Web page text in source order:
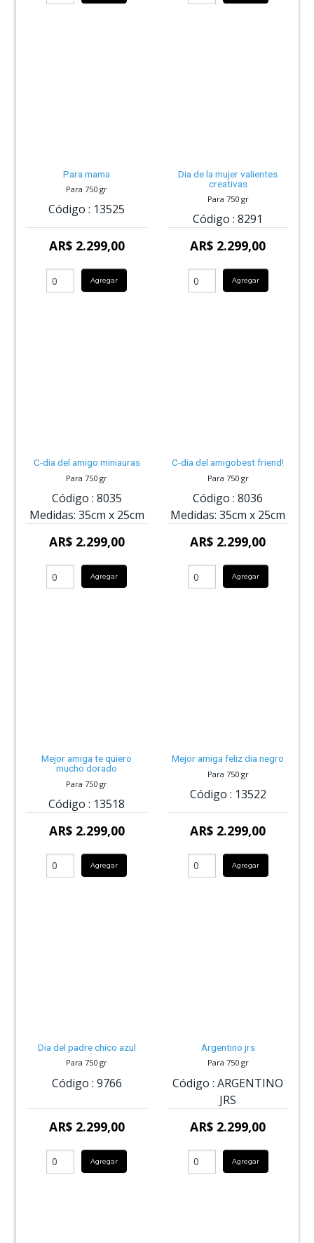
Para mama
Para 750 gr
Código : 13525
AR$ 2.299,00
Agregar
Dia de la mujer valientes
creativas
Para 750 gr
Código : 8291
AR$ 2.299,00
Agregar
C-dia del amigo miniauras
Para 750 gr
Código : 8035
Medidas: 35cm x 25cm
AR$ 2.299,00
Agregar
C-dia del amigobest friend!
Para 750 gr
Código : 8036
Medidas: 35cm x 25cm
AR$ 2.299,00
Agregar
Mejor amiga te quiero
mucho dorado
Para 750 gr
Código : 13518
AR$ 2.299,00
Agregar
Mejor amiga feliz dia negro
Para 750 gr
Código : 13522
AR$ 2.299,00
Agregar
Dia del padre chico azul
Para 750 gr
Código : 9766
AR$ 2.299,00
Agregar
Argentino jrs
Para 750 gr
Código : ARGENTINO
JRS
AR$ 2.299,00
Agregar